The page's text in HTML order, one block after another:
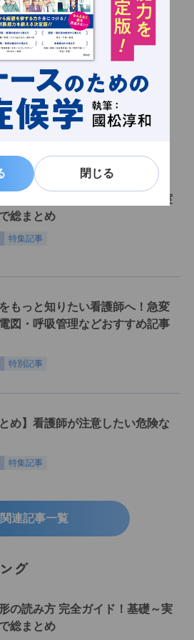
閉じる
閉じる
事
形の読み方 完全ガイド！基礎～実
総まとめ
特集記事
もっと知りたい看護師へ！急変
図・呼吸管理などおすすめ記事
特別記事
とめ】看護師が注意したい危険な
特集記事
関連記事一覧
グ
の読み方 完全ガイド！基礎～実
総まとめ